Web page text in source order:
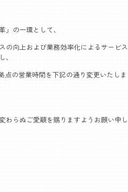
」の一環として、
の向上および業務効率化によるサービス
点の営業時間を下記の通り変更いたしま
わらぬご愛顧を賜りますようお願い申し